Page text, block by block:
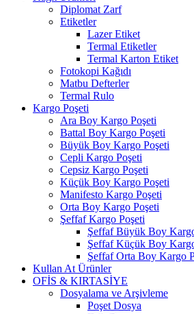
Diplomat Zarf
Etiketler
Lazer Etiket
Termal Etiketler
Termal Karton Etiket
Fotokopi Kağıdı
Matbu Defterler
Termal Rulo
Kargo Poşeti
Ara Boy Kargo Poşeti
Battal Boy Kargo Poşeti
Büyük Boy Kargo Poşeti
Cepli Kargo Poşeti
Cepsiz Kargo Poşeti
Küçük Boy Kargo Poşeti
Manifesto Kargo Poşeti
Orta Boy Kargo Poşeti
Şeffaf Kargo Poşeti
Şeffaf Büyük Boy
Şeffaf Küçük Boy
Şeffaf Orta Boy Kargo
Kullan At Ürünler
OFİS & KIRTASİYE
Dosyalama ve Arşivleme
Poşet Dosya